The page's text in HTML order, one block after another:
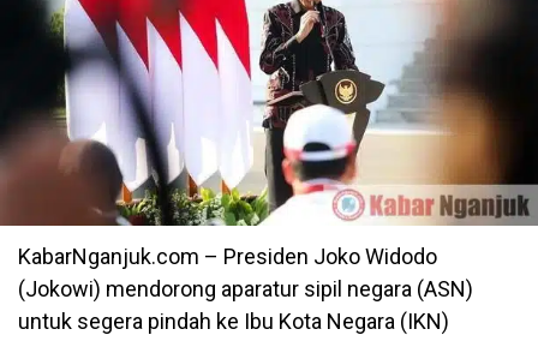
KabarNganjuk.com – Presiden Joko Widodo
(Jokowi) mendorong aparatur sipil negara (ASN)
untuk segera pindah ke Ibu Kota Negara (IKN)